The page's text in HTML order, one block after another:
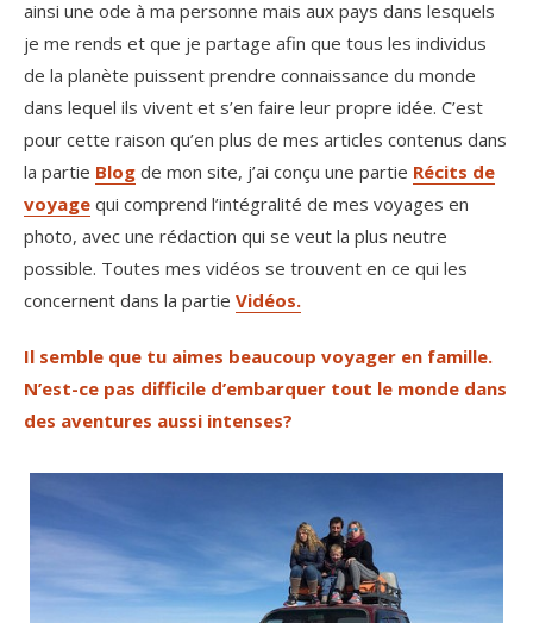
ainsi une ode à ma personne mais aux pays dans lesquels
je me rends et que je partage afin que tous les individus
de la planète puissent prendre connaissance du monde
dans lequel ils vivent et s’en faire leur propre idée. C’est
pour cette raison qu’en plus de mes articles contenus dans
la partie Blog de mon site, j’ai conçu une partie Récits de
voyage qui comprend l’intégralité de mes voyages en
photo, avec une rédaction qui se veut la plus neutre
possible. Toutes mes vidéos se trouvent en ce qui les
concernent dans la partie Vidéos.
Il semble que tu aimes beaucoup voyager en famille.
N’est-ce pas difficile d’embarquer tout le monde dans
des aventures aussi intenses?